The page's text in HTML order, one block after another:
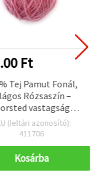
Ft
Tej Pamut Fonál,
Rózsaszín –
vastagság
– 50 g –
horgoláshoz
(leltári azonosító):
411706
Kosárba